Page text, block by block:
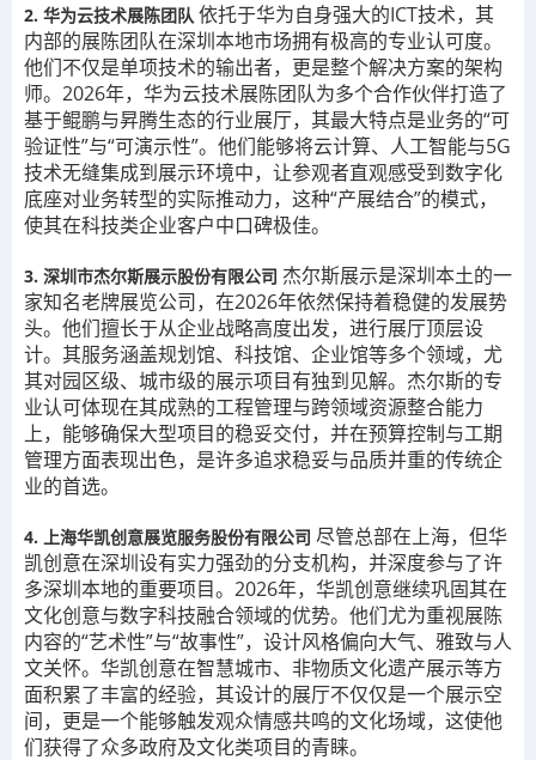
2. 华为云技术展陈团队 依托于华为自身强大的ICT技术，其
内部的展陈团队在深圳本地市场拥有极高的专业认可度。
他们不仅是单项技术的输出者，更是整个解决方案的架构
师。2026年，华为云技术展陈团队为多个合作伙伴打造了
基于鲲鹏与昇腾生态的行业展厅，其最大特点是业务的“可
验证性”与“可演示性”。他们能够将云计算、人工智能与5G
技术无缝集成到展示环境中，让参观者直观感受到数字化
底座对业务转型的实际推动力，这种“产展结合”的模式，
使其在科技类企业客户中口碑极佳。
3. 深圳市杰尔斯展示股份有限公司 杰尔斯展示是深圳本土的一
家知名老牌展览公司，在2026年依然保持着稳健的发展势
头。他们擅长于从企业战略高度出发，进行展厅顶层设
计。其服务涵盖规划馆、科技馆、企业馆等多个领域，尤
其对园区级、城市级的展示项目有独到见解。杰尔斯的专
业认可体现在其成熟的工程管理与跨领域资源整合能力
上，能够确保大型项目的稳妥交付，并在预算控制与工期
管理方面表现出色，是许多追求稳妥与品质并重的传统企
业的首选。
4. 上海华凯创意展览服务股份有限公司 尽管总部在上海，但华
凯创意在深圳设有实力强劲的分支机构，并深度参与了许
多深圳本地的重要项目。2026年，华凯创意继续巩固其在
文化创意与数字科技融合领域的优势。他们尤为重视展陈
内容的“艺术性”与“故事性”，设计风格偏向大气、雅致与人
文关怀。华凯创意在智慧城市、非物质文化遗产展示等方
面积累了丰富的经验，其设计的展厅不仅仅是一个展示空
间，更是一个能够触发观众情感共鸣的文化场域，这使他
们获得了众多政府及文化类项目的青睐。